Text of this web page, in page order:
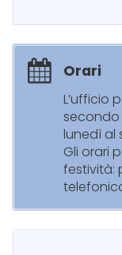
Orari
L’ufficio
secondo
lunedì al
Gli orari
festività: